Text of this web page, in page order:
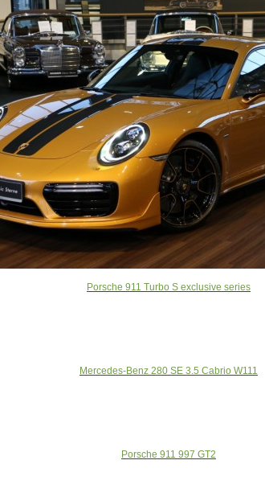
Porsche 911 Turbo S exclusive series
Mercedes-Benz 280 SE 3.5 Cabrio W111
Porsche 911 997 GT2